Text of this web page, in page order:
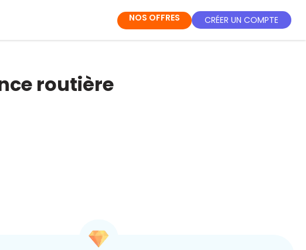
NOS OFFRES CRÉER UN COMPTE
routière